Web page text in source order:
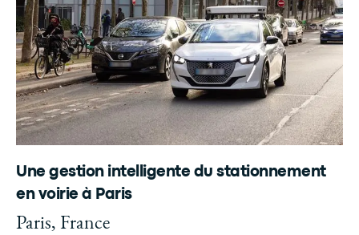
Une gestion intelligente du stationnement
en voirie à Paris
Paris, France